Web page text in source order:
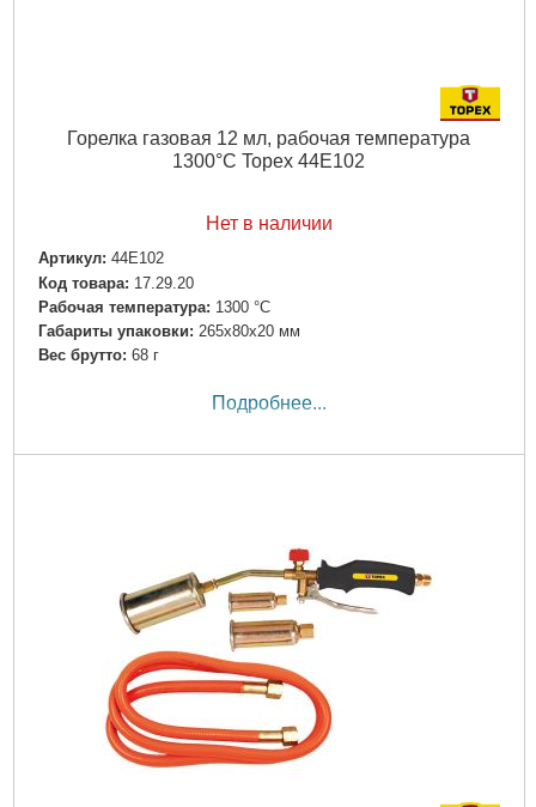
Горелка газовая 12 мл, рабочая температура
1300°C Topex 44E102
Нет в наличии
Артикул: 44E102
Код товара: 17.29.20
Рабочая температура: 1300 °C
Габариты упаковки: 265x80x20 мм
Вес брутто: 68 г
Подробнее...